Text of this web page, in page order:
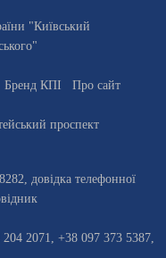
"Київський
Бренд КПІ
Про сайт
проспект
, довiдка телефонної
2071, +38 097 373 5387,